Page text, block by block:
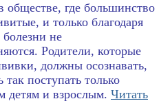
где большинство
и только благодаря
не
Родители, которые
должны осознавать,
поступать только
детям и взрослым. Читать